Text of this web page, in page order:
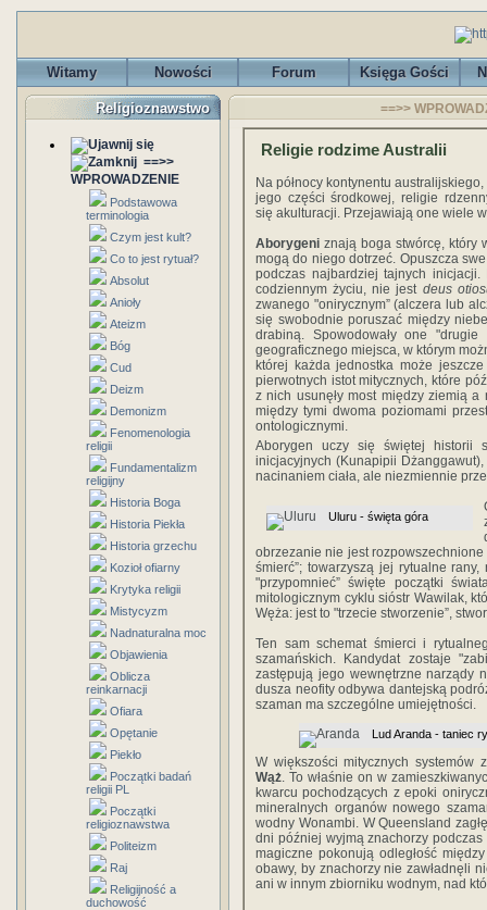
Witamy Nowości Forum Księga Gości
Religioznawstwo
==>>
WPROWADZENIE
Podstawowa
terminologia
Czym jest kult?
Co to jest rytuał?
Absolut
Anioły
Ateizm
Bóg
Cud
Deizm
Demonizm
Fenomenologia
religii
Fundamentalizm
religijny
Historia Boga
Historia Piekła
Historia grzechu
Kozioł ofiarny
Krytyka religii
Mistycyzm
Nadnaturalna moc
Objawienia
Oblicza
reinkarnacji
Ofiara
Opętanie
Piekło
Początki badań
religii PL
Początki
religioznawstwa
Politeizm
Raj
Religijność a
duchowość
==>>
Religie rodzime Australii
Na północy kontynentu
jego części środkowej, religie
się akulturacji. Przejawiają one wiele
Aborygeni znają boga stwórcę, który
mogą do niego dotrzeć. Opuszcza
podczas najbardziej tajnych
codziennym życiu, nie jest deus
zwanego "onirycznym” (alczera lub
się swobodnie poruszać między
drabiną. Spowodowały one
geograficznego miejsca, w którym
której każda jednostka może
pierwotnych istot mitycznych, które
z nich usunęły most między ziemią a
między tymi dwoma poziomami
ontologicznymi.
Aborygen uczy się świętej historii
inicjacyjnych (Kunapipii
nacinaniem ciała, ale niezmiennie
Uluru - święta góra
obrzezanie nie jest rozpowszechnione
śmierć”; towarzyszą jej rytualne
"przypomnieć” święte początki
mitologicznym cyklu sióstr Wawilak,
Węża: jest to "trzecie stworzenie”,
Ten sam schemat śmierci i
szamańskich. Kandydat zostaje
zastępują jego wewnętrzne narządy
dusza neofity odbywa dantejską
szaman ma szczególne umiejętności.
Lud Aranda - taniec
W większości mitycznych
Wąż. To właśnie on w
kwarcu pochodzących z epoki
mineralnych organów nowego
wodny Wonambi. W Queensland
dni później wyjmą znachorzy podczas
magiczne pokonują odległość
obawy, by znachorzy nie zawładnęli
ani w innym zbiorniku wodnym, nad